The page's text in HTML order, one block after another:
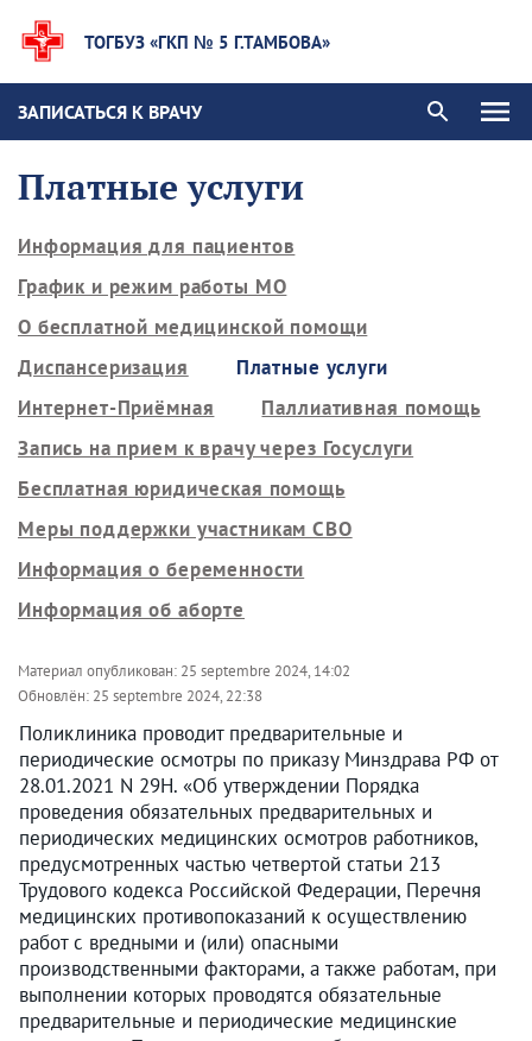
ТОГБУЗ «ГКП № 5 Г.ТАМБОВА»
ЗАПИСАТЬСЯ К ВРАЧУ
Платные услуги
Информация для пациентов
График и режим работы МО
О бесплатной медицинской помощи
Диспансеризация
Платные услуги
Интернет-Приёмная
Паллиативная помощь
Запись на прием к врачу через Госуслуги
Бесплатная юридическая помощь
Меры поддержки участникам СВО
Информация о беременности
Информация об аборте
Материал опубликован: 25 septembre 2024, 14:02
Обновлён: 25 septembre 2024, 22:38
Поликлиника проводит предварительные и
периодические осмотры по приказу Минздрава РФ от
28.01.2021 N 29Н. «Об утверждении Порядка
проведения обязательных предварительных и
периодических медицинских осмотров работников,
предусмотренных частью четвертой статьи 213
Трудового кодекса Российской Федерации, Перечня
медицинских противопоказаний к осуществлению
работ с вредными и (или) опасными
производственными факторами, а также работам, при
выполнении которых проводятся обязательные
предварительные и периодические медицинские